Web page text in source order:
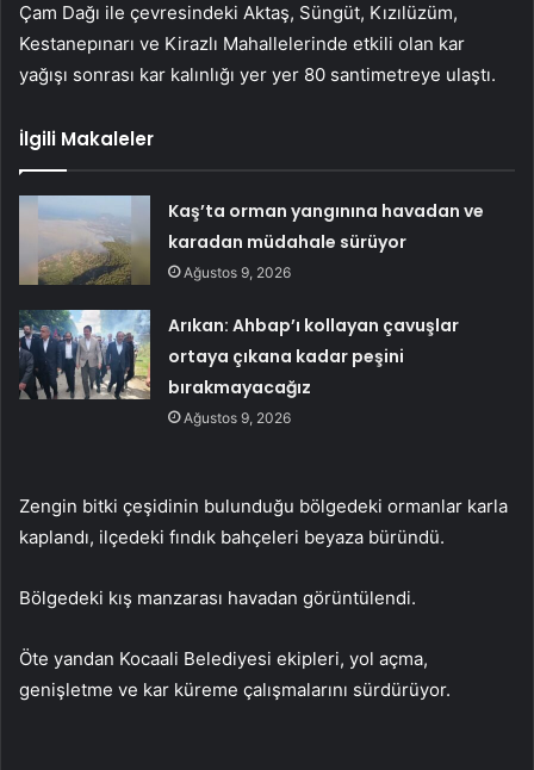
Çam Dağı ile çevresindeki Aktaş, Süngüt, Kızılüzüm,
Kestanepınarı ve Kirazlı Mahallelerinde etkili olan kar
yağışı sonrası kar kalınlığı yer yer 80 santimetreye ulaştı.
İlgili Makaleler
Kaş’ta orman yangınına havadan ve
karadan müdahale sürüyor
Ağustos 9, 2026
Arıkan: Ahbap’ı kollayan çavuşlar
ortaya çıkana kadar peşini
bırakmayacağız
Ağustos 9, 2026
Zengin bitki çeşidinin bulunduğu bölgedeki ormanlar karla
kaplandı, ilçedeki fındık bahçeleri beyaza büründü.
Bölgedeki kış manzarası havadan görüntülendi.
Öte yandan Kocaali Belediyesi ekipleri, yol açma,
genişletme ve kar küreme çalışmalarını sürdürüyor.